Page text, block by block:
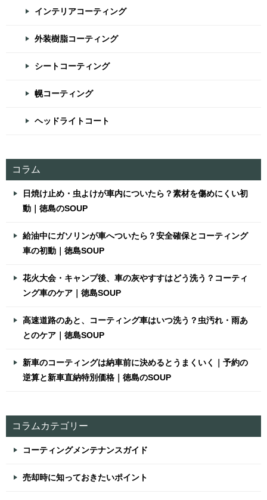
インテリアコーティング
外装樹脂コーティング
シートコーティング
幌コーティング
ヘッドライトコート
コラム
日焼け止め・虫よけが車内についたら？素材を傷めにくい初
動｜徳島のSOUP
給油中にガソリンが車へついたら？安全確保とコーティング
車の初動｜徳島SOUP
花火大会・キャンプ後、車の灰やすすはどう洗う？コーティ
ング車のケア｜徳島SOUP
高速道路のあと、コーティング車はいつ洗う？虫汚れ・雨あ
とのケア｜徳島SOUP
新車のコーティングは納車前に決めるとうまくいく｜予約の
逆算と新車直納特別価格｜徳島のSOUP
コラムカテゴリー
コーティングメンテナンスガイド
売却時に知っておきたいポイント